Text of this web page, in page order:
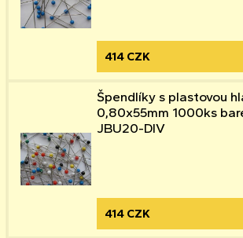
414 CZK
Špendlíky s plastovou
0,80x55mm 1000ks
JBU20-DIV
414 CZK